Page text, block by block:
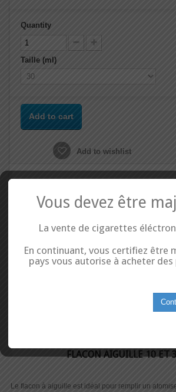
Quantity
Taille (ml)
Add to cart
Add to wishlist
FLACON AIGUILLE 10 ET
Le flacon à aiguille est idéal pour remplir un
Vous devez être
La vente de cigarettes
En continuant, vous certifiez être
pays vous autorise à acheter